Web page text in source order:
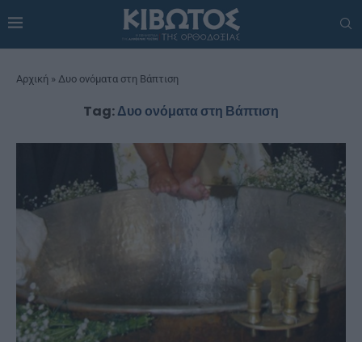
Αρχική » Δυο ονόματα στη Βάπτιση
Tag:Δυο ονόματα στη Βάπτιση